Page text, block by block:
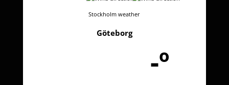
Stockholm weather
Göteborg
-º